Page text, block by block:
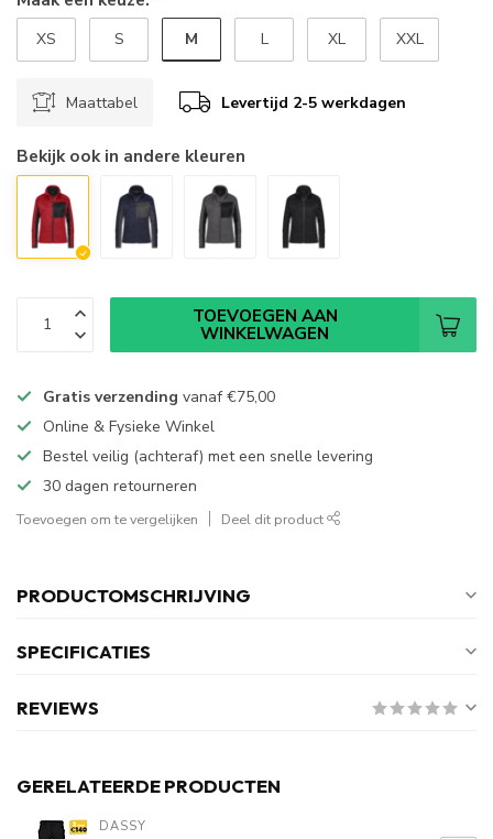
XS S M L XL XXL
Maattabel Levertijd 2-5 werkdagen
Bekijk ook in andere kleuren
TOEVOEGEN AAN
WINKELWAGEN
Gratis verzending vanaf€75,00
Online & Fysieke Winkel
Bestel veilig (achteraf) met een snelle levering
30 dagen retourneren
Toevoegen om te vergelijken Deel dit product
PRODUCTOMSCHRIJVING
SPECIFICATIES
REVIEWS
GERELATEERDE PRODUCTEN
DASSY